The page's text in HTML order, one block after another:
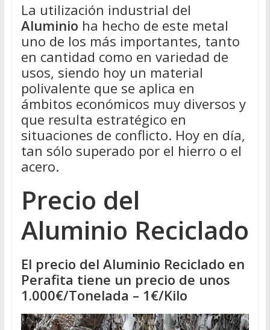
La utilización industrial del
Aluminio ha hecho de este metal
uno de los más importantes, tanto
en cantidad como en variedad de
usos, siendo hoy un material
polivalente que se aplica en
ámbitos económicos muy diversos y
que resulta estratégico en
situaciones de conflicto. Hoy en día,
tan sólo superado por el hierro o el
acero.
Precio del
Aluminio Reciclado
El precio del Aluminio Reciclado en
Perafita tiene un precio de unos
1.000€/Tonelada – 1€/Kilo